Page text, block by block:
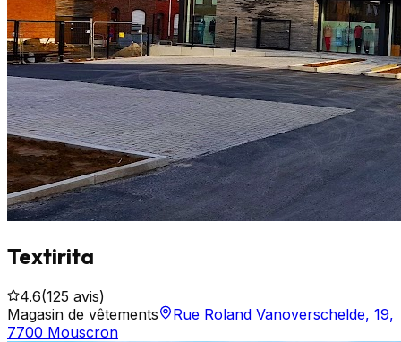
Textirita
4.6(125 avis)
Magasin de vêtements
Rue Roland Vanoverschelde, 19,
7700 Mouscron